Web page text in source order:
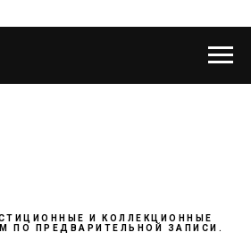
И КОЛЛЕКЦИОННЫЕ
ПО ПРЕДВАРИТЕЛЬНОЙ ЗАПИСИ.